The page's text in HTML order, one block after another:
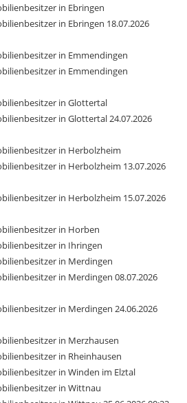
in Ebringen
in Ebringen 18.07.2026
in Emmendingen
in Emmendingen
in Glottertal
in Glottertal 24.07.2026
in Herbolzheim
in Herbolzheim 13.07.2026
in Herbolzheim 15.07.2026
in Horben
in Ihringen
in Merdingen
in Merdingen 08.07.2026
in Merdingen 24.06.2026
in Merzhausen
in Rheinhausen
in Winden im Elztal
in Wittnau